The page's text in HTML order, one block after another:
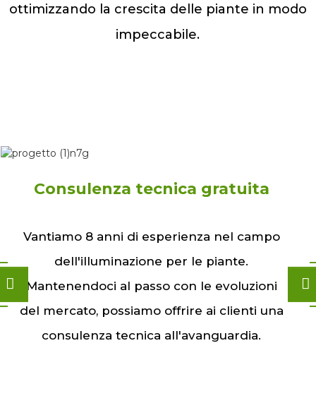
ottimizzando la crescita delle piante in modo
impeccabile.
Consulenza tecnica gratuita
Vantiamo 8 anni di esperienza nel campo
dell'illuminazione per le piante.
Mantenendoci al passo con le evoluzioni
del mercato, possiamo offrire ai clienti una
consulenza tecnica all'avanguardia.